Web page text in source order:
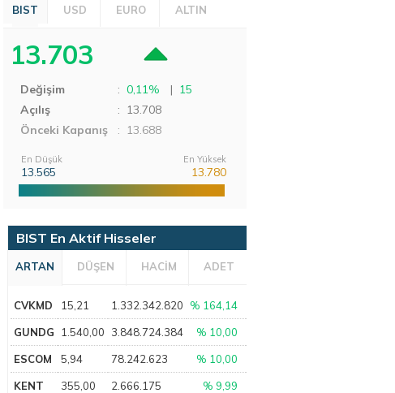
BIST USD EURO ALTIN
13.703
Değişim : 0,11% | 15
Açılış
: 13.708
Önceki Kapanış
: 13.688
En Düşük
13.565
En Yüksek
13.780
BIST En Aktif Hisseler
ARTAN DÜŞEN HACİM ADET
CVKMD 15,21 1.332.342.820 % 164,14
GUNDG 1.540,00 3.848.724.384 % 10,00
ESCOM 5,94 78.242.623 % 10,00
KENT 355,00 2.666.175 % 9,99